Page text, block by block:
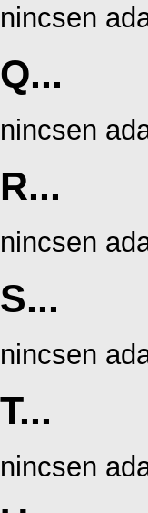
nincsen
Q...
nincsen
R...
nincsen
S...
nincsen
T...
nincsen